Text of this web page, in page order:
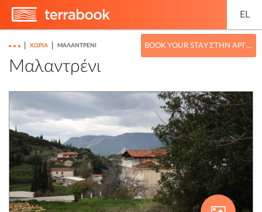
EL
BOOK YOUR STAY ΣΤΗΝ ΑΡΓΟΛΊΔΑ
ΧΩΡΙΆ ΜΑΛΑΝΤΡΈΝΙ
Μαλαντρένι